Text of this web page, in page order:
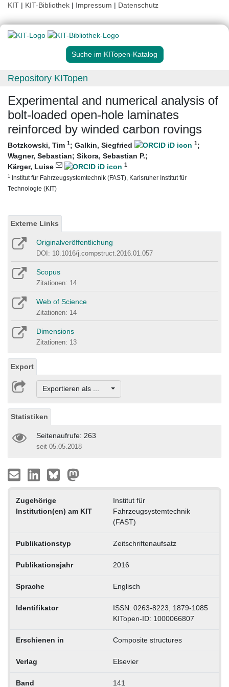
KIT | KIT-Bibliothek | Impressum | Datenschutz
Suche im KITopen-Katalog
Repository KITopen
Experimental and numerical analysis of
bolt-loaded open-hole laminates
reinforced by winded carbon rovings
Botzkowski, Tim 1; Galkin, Siegfried 1;
Wagner, Sebastian; Sikora, Sebastian P.;
Kärger, Luise
1
1 Institut für Fahrzeugsystemtechnik (FAST), Karlsruher Institut für
Technologie (KIT)
Externe Links
Originalveröffentlichung
DOI: 10.1016/j.compstruct.2016.01.057
Scopus
Zitationen: 14
Web of Science
Zitationen: 14
Dimensions
Zitationen: 13
Export
Exportieren als ...
Statistiken
Seitenaufrufe: 263
seit 05.05.2018
Zugehörige
Institution(en) am KIT
Institut für
Fahrzeugsystemtechnik
(FAST)
Publikationstyp Zeitschriftenaufsatz
Publikationsjahr 2016
Sprache Englisch
Identifikator
ISSN: 0263-8223, 1879-1085
KITopen-ID: 1000066807
Erschienen in Composite structures
Verlag Elsevier
Band 141